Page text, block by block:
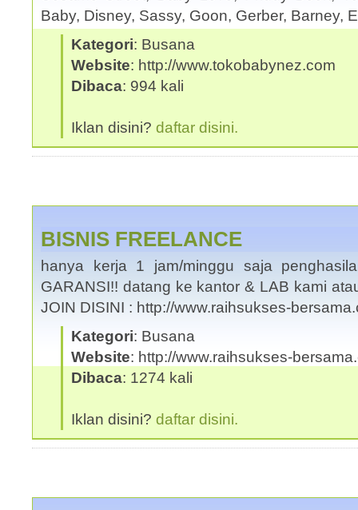
Baby, Disney, Sassy, Goon, Gerber, Barney,
Kategori: Busana
Website: http://www.tokobabynez.com
Dibaca: 994 kali
Iklan disini? daftar disini.
BISNIS FREELANCE
hanya kerja 1 jam/minggu saja
GARANSI!! datang ke kantor & LAB kami
JOIN DISINI : http://www.raihsukses-
Kategori: Busana
Website: http://www.raihsukses-
Dibaca: 1274 kali
Iklan disini? daftar disini.